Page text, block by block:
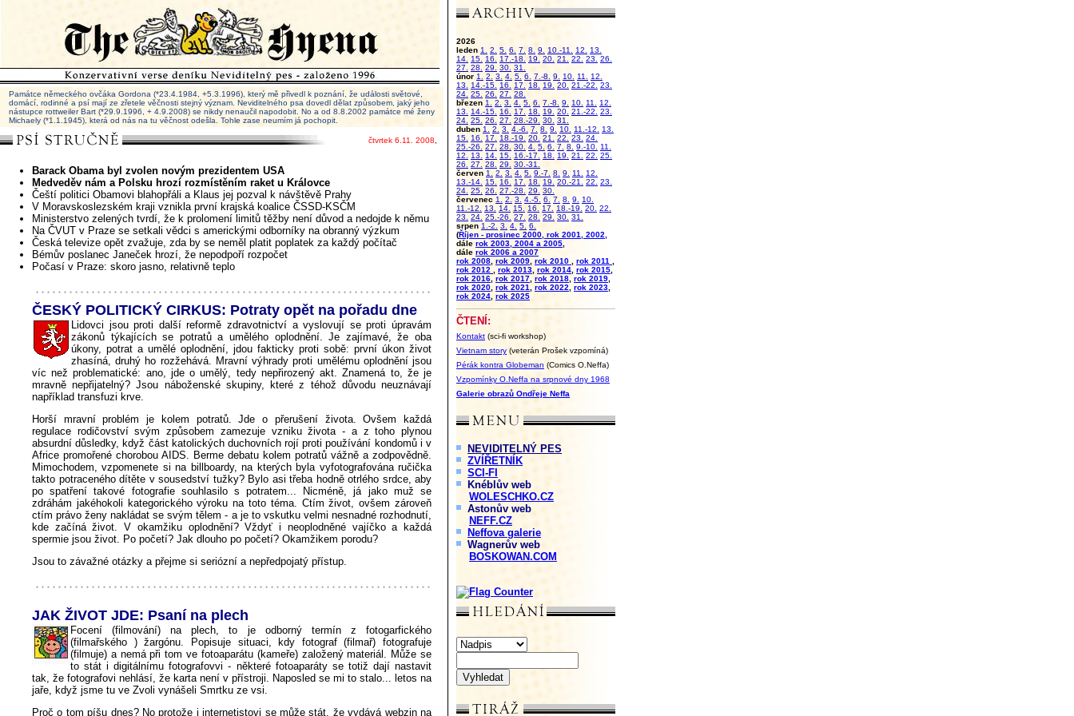
2026
leden 1. 2. 5. 6. 7. 8. 9. 10.-11. 12.
13.
14.
15. 16. 17.-18. 19. 20. 21. 22. 23.
26.
27.
28. 29. 30. 31.
únor 1. 2. 3. 4. 5. 6. 7.-8. 9. 10. 11.
12.
13.
14.-15. 16. 17. 18. 19. 20. 21.-22.
23.
24. 25. 26. 27.
28.
březen 1. 2. 3. 4. 5. 6. 7.-8. 9. 10. 11.
12.
13.
14.-15. 16. 17. 18. 19. 20. 21.-22.
23.
24. 25. 26. 27. 28.-29. 30. 31.
duben 1. 2. 3. 4.-6. 7. 8. 9. 10. 11.-12.
13.
15.
16. 17. 18.-19. 20. 21. 22. 23.
24.
25.-26.
27. 28. 30. 4. 5. 6. 7. 8. 9.-10.
11.
12.
13. 14. 15. 16.-17. 18. 19. 21. 22.
25.
26.
27. 28. 29.
30.-31.
červen 1. 2. 3. 4. 5. 9.-7. 8. 9. 11.
12.
13.-14.
15. 16. 17. 18. 19. 20.-21. 22.
23.
24. 25. 26. 27.-28. 29.
30.
červenec 1. 2. 3. 4.-5. 6. 7. 8. 9.
10.
11.-12.
13. 14. 15. 16. 17. 18.-19. 20. 22.
23.
24. 25.-26. 27. 28. 29. 30. 31.
srpen 1.-2. 3. 4. 5. 6.
(Říjen - prosinec 2000, rok 2001, 2002,
dále rok 2003, 2004 a 2005
dále rok 2006 a 2007
rok 2008 rok 2009 rok 2010 rok 2011
rok 2012
rok 2013 rok 2014 rok 2015
rok 2016 rok 2017 rok 2018 rok 2019
rok 2020 rok 2021 rok 2022 rok 2023
rok 2024 rok 2025
ČTENÍ:
Kontakt (sci-fi workshop)
Vietnam story (veterán Prošek vzpomíná)
Pérák kontra Globeman (Comics O.Neffa)
Vzpomínky O.Neffa na srpnové dny 1968
Galerie obrazů Ondřeje Neffa
NEVIDITELNÝ PES
ZVÍŘETNÍK
SCI-FI
Knéblův web
WOLESCHKO.CZ
Astonův web
NEFF.CZ
Neffova galerie
Wagnerův web
BOSKOWAN.COM
Památce německého ovčáka Gordona (*23.4.1984, +5.3.1996), který mě přivedl k poznání, že události světové,
domácí, rodinné a psí mají ze zřetele věčnosti stejný význam. Neviditelného psa dovedl dělat způsobem, jaký jeho
nástupce rottweiler Bart (*29.9.1996, + 4.9.2008) se nikdy nenaučil napodobit. No a od 8.8.2002 památce mé ženy
Michaely (*1.1.1945), která od nás na tu věčnost odešla. Tohle zase neumím já pochopit.
čtvrtek 6.11. 2008
Barack Obama byl zvolen novým prezidentem USA
Medveděv nám a Polsku hrozí rozmístěním raket u Královce
Čeští politici Obamovi blahopřáli a Klaus jej pozval k návštěvě Prahy
V Moravskoslezském kraji vznikla první krajská koalice ČSSD-KSČM
Ministerstvo zelených tvrdí, že k prolomení limitů těžby není důvod a nedojde k němu
Na ČVUT v Praze se setkali vědci s americkými odborníky na obranný výzkum
Česká televize opět zvažuje, zda by se neměl platit poplatek za každý počítač
Bémův poslanec Janeček hrozí, že nepodpoří rozpočet
Počasí v Praze: skoro jasno, relativně teplo
ČESKÝ POLITICKÝ CIRKUS: Potraty opět na pořadu dne
Lidovci jsou proti další reformě zdravotnictví a vyslovují se proti úpravám
zákonů týkajících se potratů a umělého oplodnění. Je zajímavé, že oba
úkony, potrat a umělé oplodnění, jdou fakticky proti sobě: první úkon život
zhasíná, druhý ho rozžehává. Mravní výhrady proti umělému oplodnění jsou
víc než problematické: ano, jde o umělý, tedy nepřirozený akt. Znamená to, že je
mravně nepřijatelný? Jsou náboženské skupiny, které z téhož důvodu neuznávají
například transfuzi krve.
Horší mravní problém je kolem potratů. Jde o přerušení života. Ovšem každá
regulace rodičovství svým způsobem zamezuje vzniku života - a z toho plynou
absurdní důsledky, když část katolických duchovních rojí proti používání kondomů i v
Africe promořené chorobou AIDS. Berme debatu kolem potratů vážně a zodpovědně.
Mimochodem, vzpomenete si na billboardy, na kterých byla vyfotografována ručička
takto potraceného dítěte v sousedství tužky? Bylo asi třeba hodně otrlého srdce, aby
po spatření takové fotografie souhlasilo s potratem... Nicméně, já jako muž se
zdráhám jakéhokoli kategorického výroku na toto téma. Ctím život, ovšem zároveň
ctím právo ženy nakládat se svým tělem - a je to vskutku velmi nesnadné rozhodnutí,
kde začíná život. V okamžiku oplodnění? Vždyť i neoplodněné vajíčko a každá
spermie jsou život. Po početí? Jak dlouho po početí? Okamžikem porodu?
Jsou to závažné otázky a přejme si seriózní a nepředpojatý přístup.
JAK ŽIVOT JDE: Psaní na plech
Focení (filmování) na plech, to je odborný termín z fotogarfického
(filmařského ) žargónu. Popisuje situaci, kdy fotograf (filmař) fotografuje
(filmuje) a nemá při tom ve fotoaparátu (kameře) založený materiál. Může se
to stát i digitálnímu fotografovvi - některé fotoaparáty se totiž dají nastavit
tak, že fotografovi nehlásí, že karta není v přístroji. Naposled se mi to stalo... letos na
jaře, když jsme tu ve Zvoli vynášeli Smrtku ze vsi.
Proč o tom píšu dnes? No protože i internetistovi se může stát, že vydává webzin na